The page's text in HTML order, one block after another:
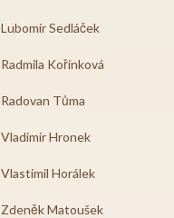
Lubomír Sedláček
Radmila Kořínková
Radovan Tůma
Vladimír Hronek
Vlastimil Horálek
Zdeněk Matoušek